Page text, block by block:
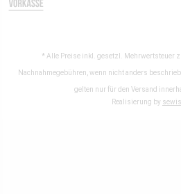
* Alle Preise inkl. gesetzl. Mehrwertsteuer
Nachnahmegebühren, wenn nicht anders
gelten nur für den Versand
Realisierung by